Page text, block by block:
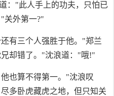
："此人手上的功夫，只怕已
关外第一?"
有三个人强胜于他。"郑兰
却错了。"沈浪道："哦!"
也算不得第一。"沈浪叹
多卧虎藏虎之地，但只知关